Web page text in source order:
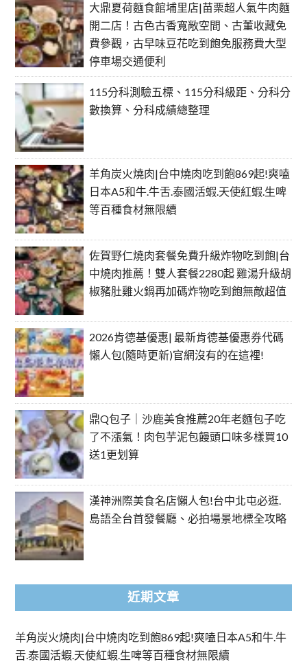
大鼎夏荷麵食館埔里店|苗栗超人氣牛肉麵
開二店！古色古香寬敞空間、古董收藏免
費參觀，古早味豆花吃到飽免服務費大型
停車場交通便利
115分科測驗五標、115分科級距、分科分
數換算、分科成績總整理
羊角炭火燒肉|台中燒肉吃到飽869起!爽嗑
日本A5和牛.牛舌.泰國活蝦.天使紅蝦.生啤
等百種食材無限續
佐賀野仁燒肉套餐免費升級炸物吃到飽|台
中燒肉推薦！雙人套餐2280起 雞湯升級胡
椒豬肚雞火鍋再加碼炸物吃到飽無敵超值
2026肯德基優惠| 最新肯德基優惠券代碼
懶人包(隨時更新)官網沒有的在這裡!
鼎Q包子｜沙鹿美食推薦20年老麵包子吃
了不漲氣！肉包芋泥包饅頭口味多樣買10
送1更划算
漢神洲際美食名店懶人包!台中北屯必逛.
島語全台首發餐廳、必拍場景地標全攻略
近期文章
羊角炭火燒肉|台中燒肉吃到飽869起!爽嗑日本A5和牛.牛
舌.泰國活蝦.天使紅蝦.生啤等百種食材無限續